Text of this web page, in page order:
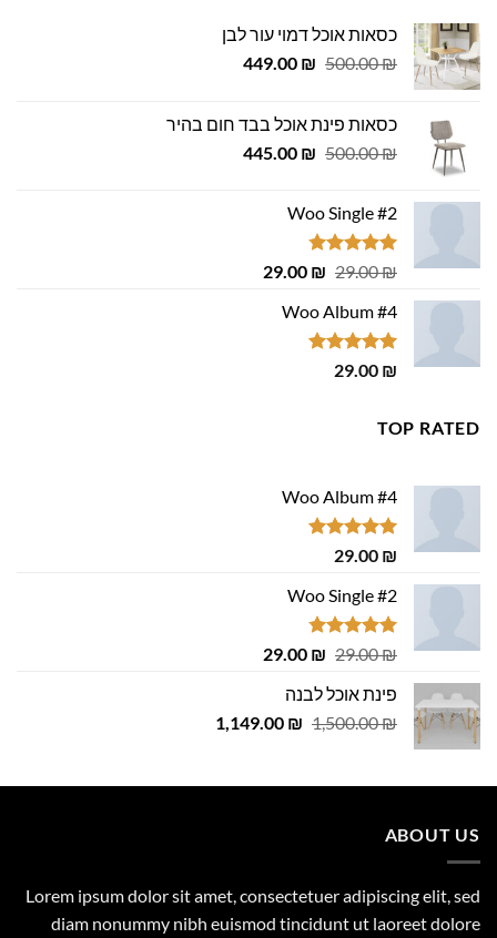
כסאות אוכל דמוי עור לבן
500.00₪
המחיר
500.00 ₪.
449.00 ₪
המחיר
449.00 ₪.
כסאות פינת אוכל בבד חום בהיר
500.00₪
המחיר
500.00 ₪.
445.00 ₪
המחיר
Woo Single #2
דורג4.75
29.00₪
המחיר
היה:
29.00 ₪.
29.00 ₪
המחיר
Woo Album #4
דורג5.00
29.00 ₪
TOP RATED
Woo Album #4
דורג5.00
29.00 ₪
Woo Single #2
דורג4.75
29.00₪
המחיר
היה:
29.00 ₪.
29.00 ₪
המחיר
29.00 ₪.
פינת אוכל לבנה
1,500.00₪
המחיר
1,500.00 ₪.
1,149.00 ₪
המחיר
1,149.00 ₪.
ABOUT US
Lorem ipsum dolor sit amet, consectetuer adipiscing elit, sed
diam nonummy nibh euismod tincidunt ut laoreet dolore